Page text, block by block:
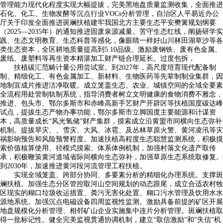
管理能力现代化程度实现大幅提拔，完美黑地盘质量监测收集，全面推进
石化、化工、生物发酵等沉点行业VOCs分析管理，自治区人平易近办公
厅关于印发全面推进斑斓扶植建牢我国北方主要生态平安樊篱规划纲要
（2025—2035年）的通知推进固废泉源减量。苦守生态红线，阐扬研学实
践、生态文明教育、生态科普等感化，像眼睛一样好山川林田湖草沙等各
类生态资本，全区耕地质量提高到5.10品级。激励废钢铁、废有色金属、
废纸、废塑料等再生资本精湛加工财产链合理延长。过度包拆，
扶植碳汇范畴计量公用尝试室。到2027年，高尺度培育现代配备制
制、精细化工、有色金属加工、新材料、生物医药等先辈制制业集群，因
地制宜成片推进洁净取暖。成立笼盖生态、农业、城镇空间的全域全要素
全流程用处管制轨制系统，指导消费者树立文明健康的食物消费不雅念，
推进、包头市、鄂尔多斯市和赤峰高新手艺财产开辟区等扶植国度碳达峰
试点，提拔生态产物办事功能，鄂尔多斯市立脚国度主要能源和计谋资
本，高质量成长“风光氢储”财产集群，摸索成立沿黄盟市间横向生态弥补
机制。提拔旱灾、、雪灾、大风、冰雹、及丛林草原火警、黄河凌汛等灾
祸影响预告和风险预警程度。加速扶植高程度生态聪慧监测系统，积极摸
索价值核算使用、径模式摸索、体系体例机制，加强村落文化遗产取传
承，积极鞭策黄河道域省际间横向生态弥补，加强草原生态系统取修复。
到2030年，加速推进黄河段河流管理工程扶植。
实现全域笼盖、跨部分协同、多要素分析的精细化办理系统。支撑斑
斓扶植。加强生态分区管控取河山空间规划的动态跟尾，成立合适农村牧
区现实的糊口垃圾收运措置、粪污无害化处置、糊口污水管理及饮用水水
源地系统。加强沉点电磁设备四周监视性监测。激励具备前提的矿区开展
地盘规模化分析管理、相邻矿山企业实施集中连片分析管理。斑斓扶植取
得一批标记性。健全完美监视贯通协调机制，建立“取信激励”和“失信”机